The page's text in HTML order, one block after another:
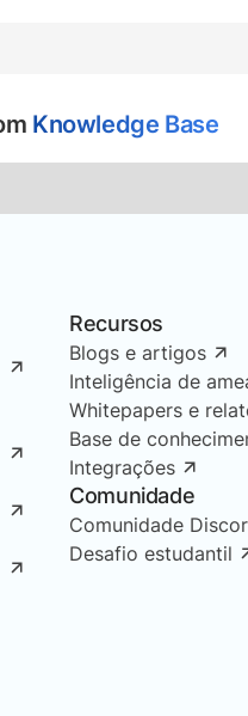
Knowledge Base
Recursos
Blogs e artigos
Inteligência de
Whitepapers e
Base de
Integrações
Comunidade
Comunidade
Desafio estudantil